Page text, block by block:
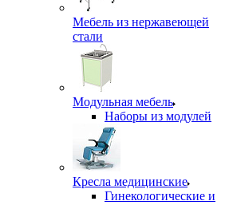
Мебель из нержавеющей
стали
Модульная мебель
Наборы из модулей
Кресла медицинские
Гинекологические и